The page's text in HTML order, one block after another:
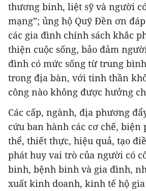
thương binh, liệt sỹ và người
mạng”; ủng hộ Quỹ Đền ơn
các gia đình chính sách khắc
thiện cuộc sống, bảo đảm
đình có mức sống từ trung
trong địa bàn, với tinh thần
công nào không được hưởng
Các cấp, ngành, địa phương
cứu ban hành các cơ chế, biện
thể, thiết thực, hiệu quả, tạo
phát huy vai trò của người có
binh, bệnh binh và gia đình,
xuất kinh doanh, kinh tế hộ